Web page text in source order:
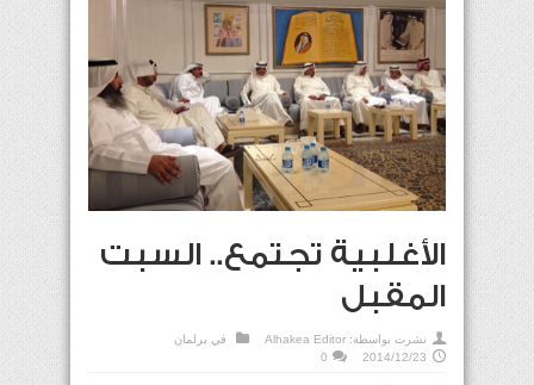
الأغلبية تجتمع.. السبت
المقبل
نشرت بواسطة: Alhakea Editor في برلمان
2014/12/23
0